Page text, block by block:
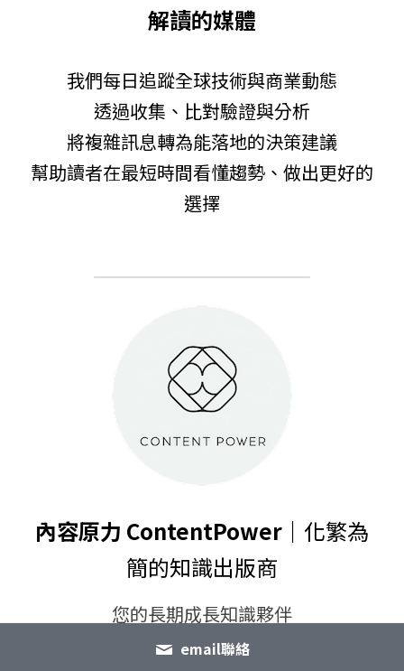
解讀的媒體
我們每日追蹤全球技術與商業動態
透過收集、比對驗證與分析
將複雜訊息轉為能落地的決策建議
幫助讀者在最短時間看懂趨勢、做出更好的
選擇
內容原力 ContentPower｜ 化繁為
簡的知識出版商
您的長期成長知識夥伴
我們將龐雜的知識轉化為清晰易懂、容易吸
email聯絡